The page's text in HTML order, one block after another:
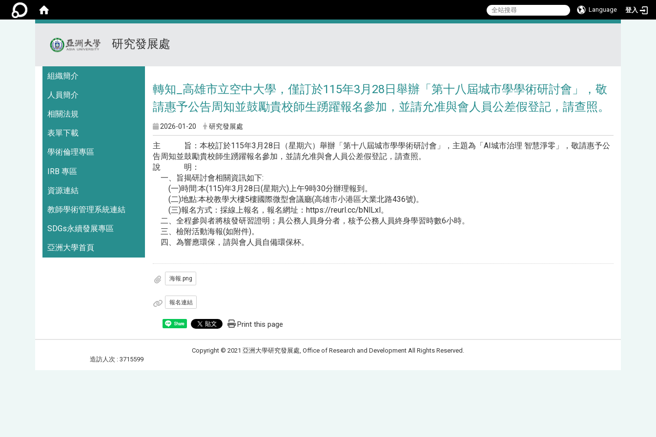
Language 登入
研究發展處
組織簡介
人員簡介
相關法規
表單下載
學術倫理專區
IRB 專區
資源連結
教師學術管理系統連結
SDGs永續發展專區
亞洲大學首頁
轉知_高雄市立空中大學，僅訂於115年3月28日舉辦「第十八屆城市學學術研討會」，敬
請惠予公告周知並鼓勵貴校師生踴躍報名參加，並請允准與會人員公差假登記，請查照。
2026-01-20 研究發展處
主 旨：本校訂於115年3月28日（星期六）舉辦「第十八屆城市學學術研討會」，主題為「AI城市治理 智慧淨零」，敬請惠予公
告周知並鼓勵貴校師生踴躍報名參加，並請允准與會人員公差假登記，請查照。
說 明：
一、旨揭研討會相關資訊如下:
(一)時間:本(115)年3月28日(星期六)上午9時30分辦理報到。
(二)地點:本校教學大樓5樓國際微型會議廳(高雄市小港區大業北路436號)。
(三)報名方式：採線上報名，報名網址：https://reurl.cc/bNlLxl。
二、全程參與者將核發研習證明；具公務人員身分者，核予公務人員終身學習時數6小時。
三、檢附活動海報(如附件)。
四、為響應環保，請與會人員自備環保杯。
海報.png
報名連結
Share Print this page
Copyright © 2021 亞洲大學研究發展處, Office of Research and Development All Rights Reserved.
造訪人次 : 3715599